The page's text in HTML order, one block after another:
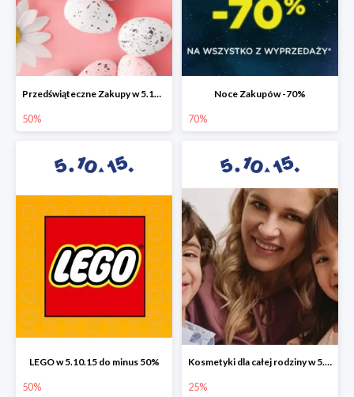
Przedświąteczne Zakupy w 5.10.15 do -50%
50%
Noce Zakupów -70%
70%
LEGO w 5.10.15 do minus 50%
50%
Kosmetyki dla całej rodziny w 5.10.15 do -25%
25%